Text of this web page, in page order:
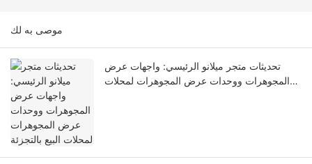
موصى به لك
تحديثات متجر ميلانو الرئيسي: واجهات عرض
المجوهرات ووحدات عرض المجوهرات لمحلات